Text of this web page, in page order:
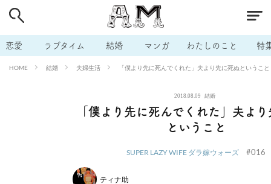
恋愛 ラブタイム 結婚 マンガ わたしのこと 特
HOME 結婚 夫婦生活 「僕より先に死んでくれた」夫より先に死ぬということ
2018.08.09 結婚
「僕より先に死んでくれた」夫よ
ということ
SUPER LAZY WIFE ダラ嫁ウォーズ #016
ティナ助
# 男の本音 # セフレ # 不倫
# 出会う方法 # マッチングアプリ # ラブグッズ # 体の相